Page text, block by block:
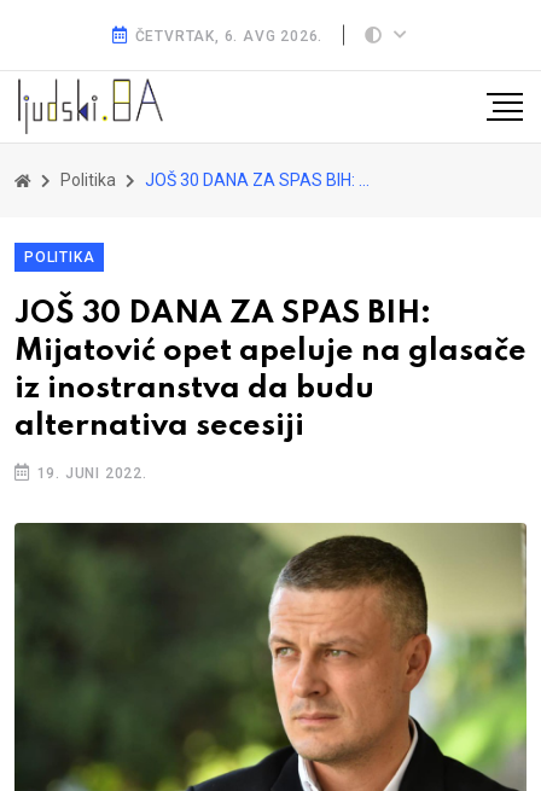
ČETVRTAK, 6. AVG 2026.
Politika JOŠ 30 DANA ZA SPAS BIH: Mijatović opet apeluje na glasače iz inostranstva da budu alternativa secesiji
POLITIKA
JOŠ 30 DANA ZA SPAS BIH:
Mijatović opet apeluje na glasače
iz inostranstva da budu
alternativa secesiji
19. JUNI 2022.